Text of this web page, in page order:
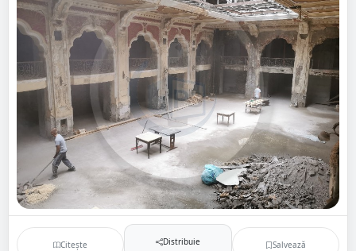
Citește Distribuie Salvează